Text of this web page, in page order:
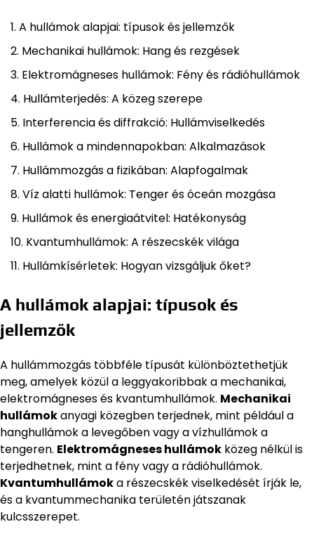
A hullámok alapjai: típusok és jellemzők
Mechanikai hullámok: Hang és rezgések
Elektromágneses hullámok: Fény és rádióhullámok
Hullámterjedés: A közeg szerepe
Interferencia és diffrakció: Hullámviselkedés
Hullámok a mindennapokban: Alkalmazások
Hullámmozgás a fizikában: Alapfogalmak
Víz alatti hullámok: Tenger és óceán mozgása
Hullámok és energiaátvitel: Hatékonyság
Kvantumhullámok: A részecskék világa
Hullámkísérletek: Hogyan vizsgáljuk őket?
A hullámok alapjai: típusok és
jellemzők
A hullámmozgás többféle típusát különböztethetjük
meg, amelyek közül a leggyakoribbak a mechanikai,
elektromágneses és kvantumhullámok. Mechanikai
hullámokanyagi közegben terjednek, mint például a
hanghullámok a levegőben vagy a vízhullámok a
tengeren. Elektromágneses hullámok közeg nélkül is
terjedhetnek, mint a fény vagy a rádióhullámok.
Kvantumhullámoka részecskék viselkedését írják le,
és a kvantummechanika területén játszanak
kulcsszerepet.